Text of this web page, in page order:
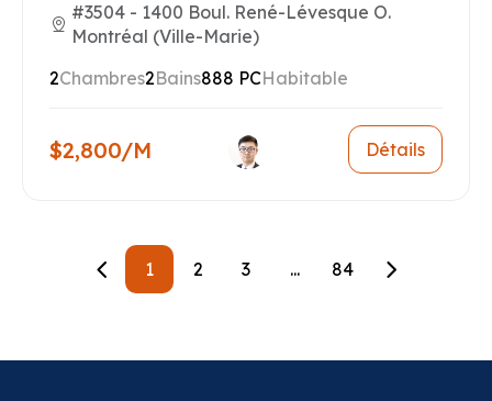
#3504 - 1400 Boul. René-Lévesque O.
Montréal (Ville-Marie)
2Chambres2Bains888 PCHabitable
$2,800/M Détails
1 2 3 ... 84